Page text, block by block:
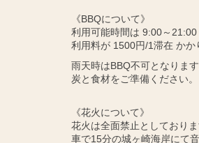
《BBQについて》
利用可能時間は 9:00～21:00
利用料が 1500円/1滞在 かか
雨天時はBBQ不可となりま
炭と食材をご準備ください。
《花火について》
花火は全面禁止としておりま
車で15分の城ヶ崎海岸にて